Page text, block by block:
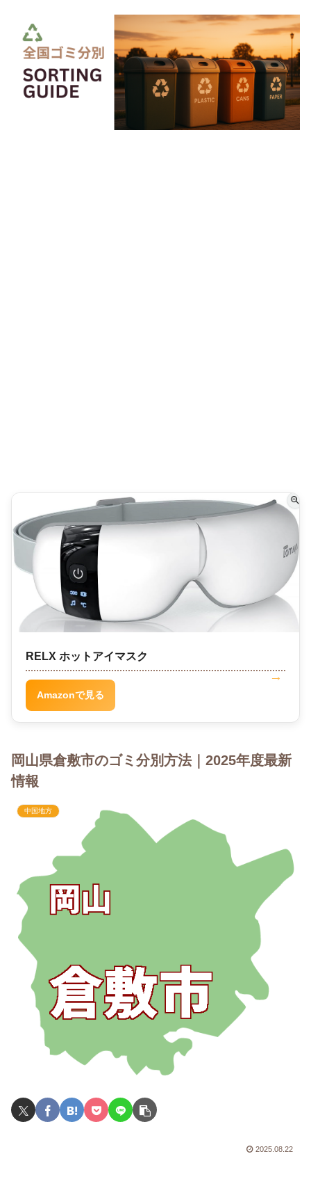
RELX ホットアイマスク
Amazonで見る
岡山県倉敷市のゴミ分別方法｜2025年度最新
情報
中国地方
2025.08.22